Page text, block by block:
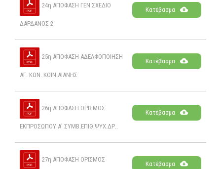
24η ΑΠΟΦΑΣΗ ΓΕΝ.ΣΧΕΔΙΟ
ΔΑΡΔΑΝΟΣ 2
Κατέβασμα
25η ΑΠΟΦΑΣΗ ΑΔΕΛΦΟΠΟΙΗΣΗ
ΑΓ. ΚΩΝ. ΚΟΙΝ.ΑΙΑΝΗΣ
Κατέβασμα
26η ΑΠΟΦΑΣΗ ΟΡΙΣΜΟΣ
ΕΚΠΡΟΣΩΠΟΥ Α' ΣΥΜΒ.ΕΠΙΘ.ΨΥΧ.ΔΡ..
Κατέβασμα
27η ΑΠΟΦΑΣΗ ΟΡΙΣΜΟΣ
Κατέβασμα